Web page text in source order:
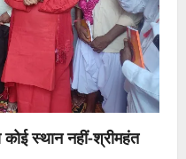
स्थान नहीं-श्रीमहंत